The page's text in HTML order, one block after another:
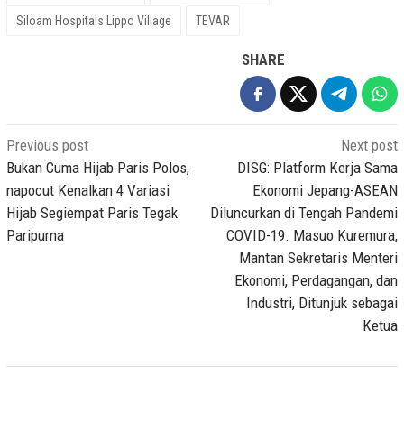
Siloam Hospitals Lippo Village TEVAR
SHARE
Post
navigation
Previous post
Bukan Cuma Hijab Paris Polos,
napocut Kenalkan 4 Variasi
Hijab Segiempat Paris Tegak
Paripurna
Next post
DISG: Platform Kerja Sama
Ekonomi Jepang-ASEAN
Diluncurkan di Tengah Pandemi
COVID-19. Masuo Kuremura,
Mantan Sekretaris Menteri
Ekonomi, Perdagangan, dan
Industri, Ditunjuk sebagai
Ketua